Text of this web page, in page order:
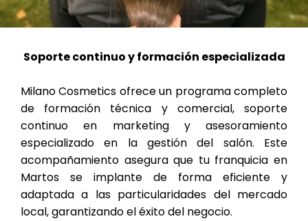
Soporte continuo y formación especializada
Milano Cosmetics ofrece un programa completo
de formación técnica y comercial, soporte
continuo en marketing y asesoramiento
especializado en la gestión del salón. Este
acompañamiento asegura que tu franquicia en
Martos se implante de forma eficiente y
adaptada a las particularidades del mercado
local, garantizando el éxito del negocio.